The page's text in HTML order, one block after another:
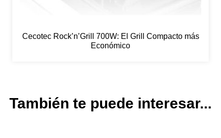
Cecotec Rock’n’Grill 700W: El Grill Compacto más
Económico
También te puede interesar...